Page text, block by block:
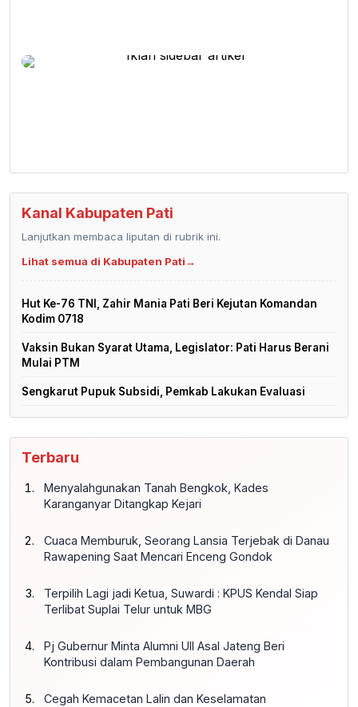
Kanal Kabupaten Pati
Lanjutkan membaca liputan di rubrik ini.
Lihat semua di Kabupaten Pati→
Hut Ke-76 TNI, Zahir Mania Pati Beri Kejutan Komandan
Kodim 0718
Vaksin Bukan Syarat Utama, Legislator: Pati Harus Berani
Mulai PTM
Sengkarut Pupuk Subsidi, Pemkab Lakukan Evaluasi
Terbaru
Menyalahgunakan Tanah Bengkok, Kades
Karanganyar Ditangkap Kejari
Cuaca Memburuk, Seorang Lansia Terjebak di Danau
Rawapening Saat Mencari Enceng Gondok
Terpilih Lagi jadi Ketua, Suwardi : KPUS Kendal Siap
Terlibat Suplai Telur untuk MBG
Pj Gubernur Minta Alumni UII Asal Jateng Beri
Kontribusi dalam Pembangunan Daerah
Cegah Kemacetan Lalin dan Keselamatan